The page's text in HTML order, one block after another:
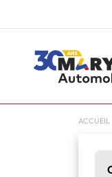
ACCUEIL